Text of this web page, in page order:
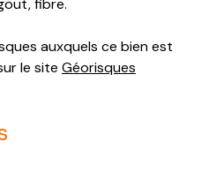
fibre.
auxquels ce bien est
le site Géorisques